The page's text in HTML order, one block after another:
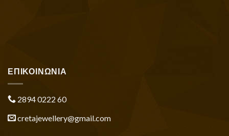
ΕΠΙΚΟΙΝΩΝΙΑ
2894 0222 60
cretajewellery@gmail.com